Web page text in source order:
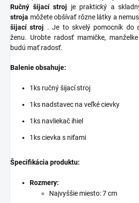
Ručný šijací stroj je praktický a
stroja môžete obšívať rôzne látky a
šijací stroj . Je to skvelý pomocník do
ženu. Urobte radosť mamičke,
budú mať radosť.
Balenie obsahuje:
1ks ručný šijací stroj
1ks nadstavec na veľké cievky
1ks navliekač ihiel
1ks cievka s niťami
Špecifikácia produktu:
Rozmery:
Najvyššie miesto: 7 cm